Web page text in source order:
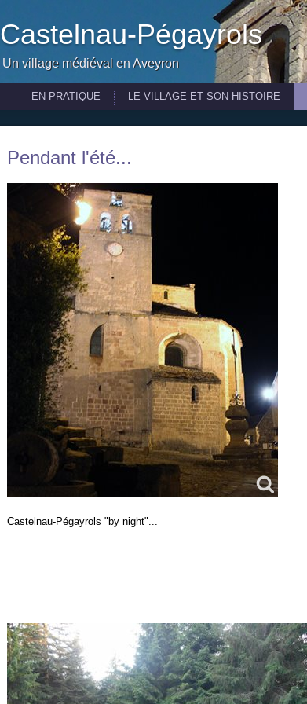
Castelnau-Pégayrols
Un village médiéval en Aveyron
EN PRATIQUE LE VILLAGE ET SON HISTOIRE
Pendant l'été...
Castelnau-Pégayrols "by night"...